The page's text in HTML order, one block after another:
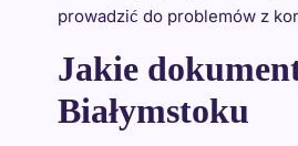
prowadzić do problemów z
Jakie
Białymstoku